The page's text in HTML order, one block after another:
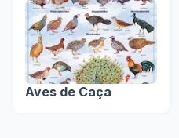
Aves de Caça